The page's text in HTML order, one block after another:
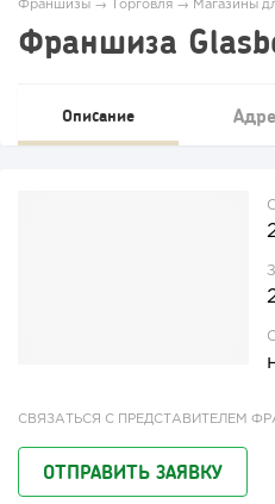
Франшизы → Торговля → Магазины
Франшиза
Описание
СВЯЗАТЬСЯ С ПРЕДСТАВИТЕЛЕМ
ОТПРАВИТЬ ЗАЯВКУ